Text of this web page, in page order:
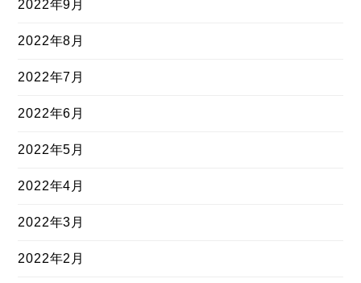
2022年9月
2022年8月
2022年7月
2022年6月
2022年5月
2022年4月
2022年3月
2022年2月